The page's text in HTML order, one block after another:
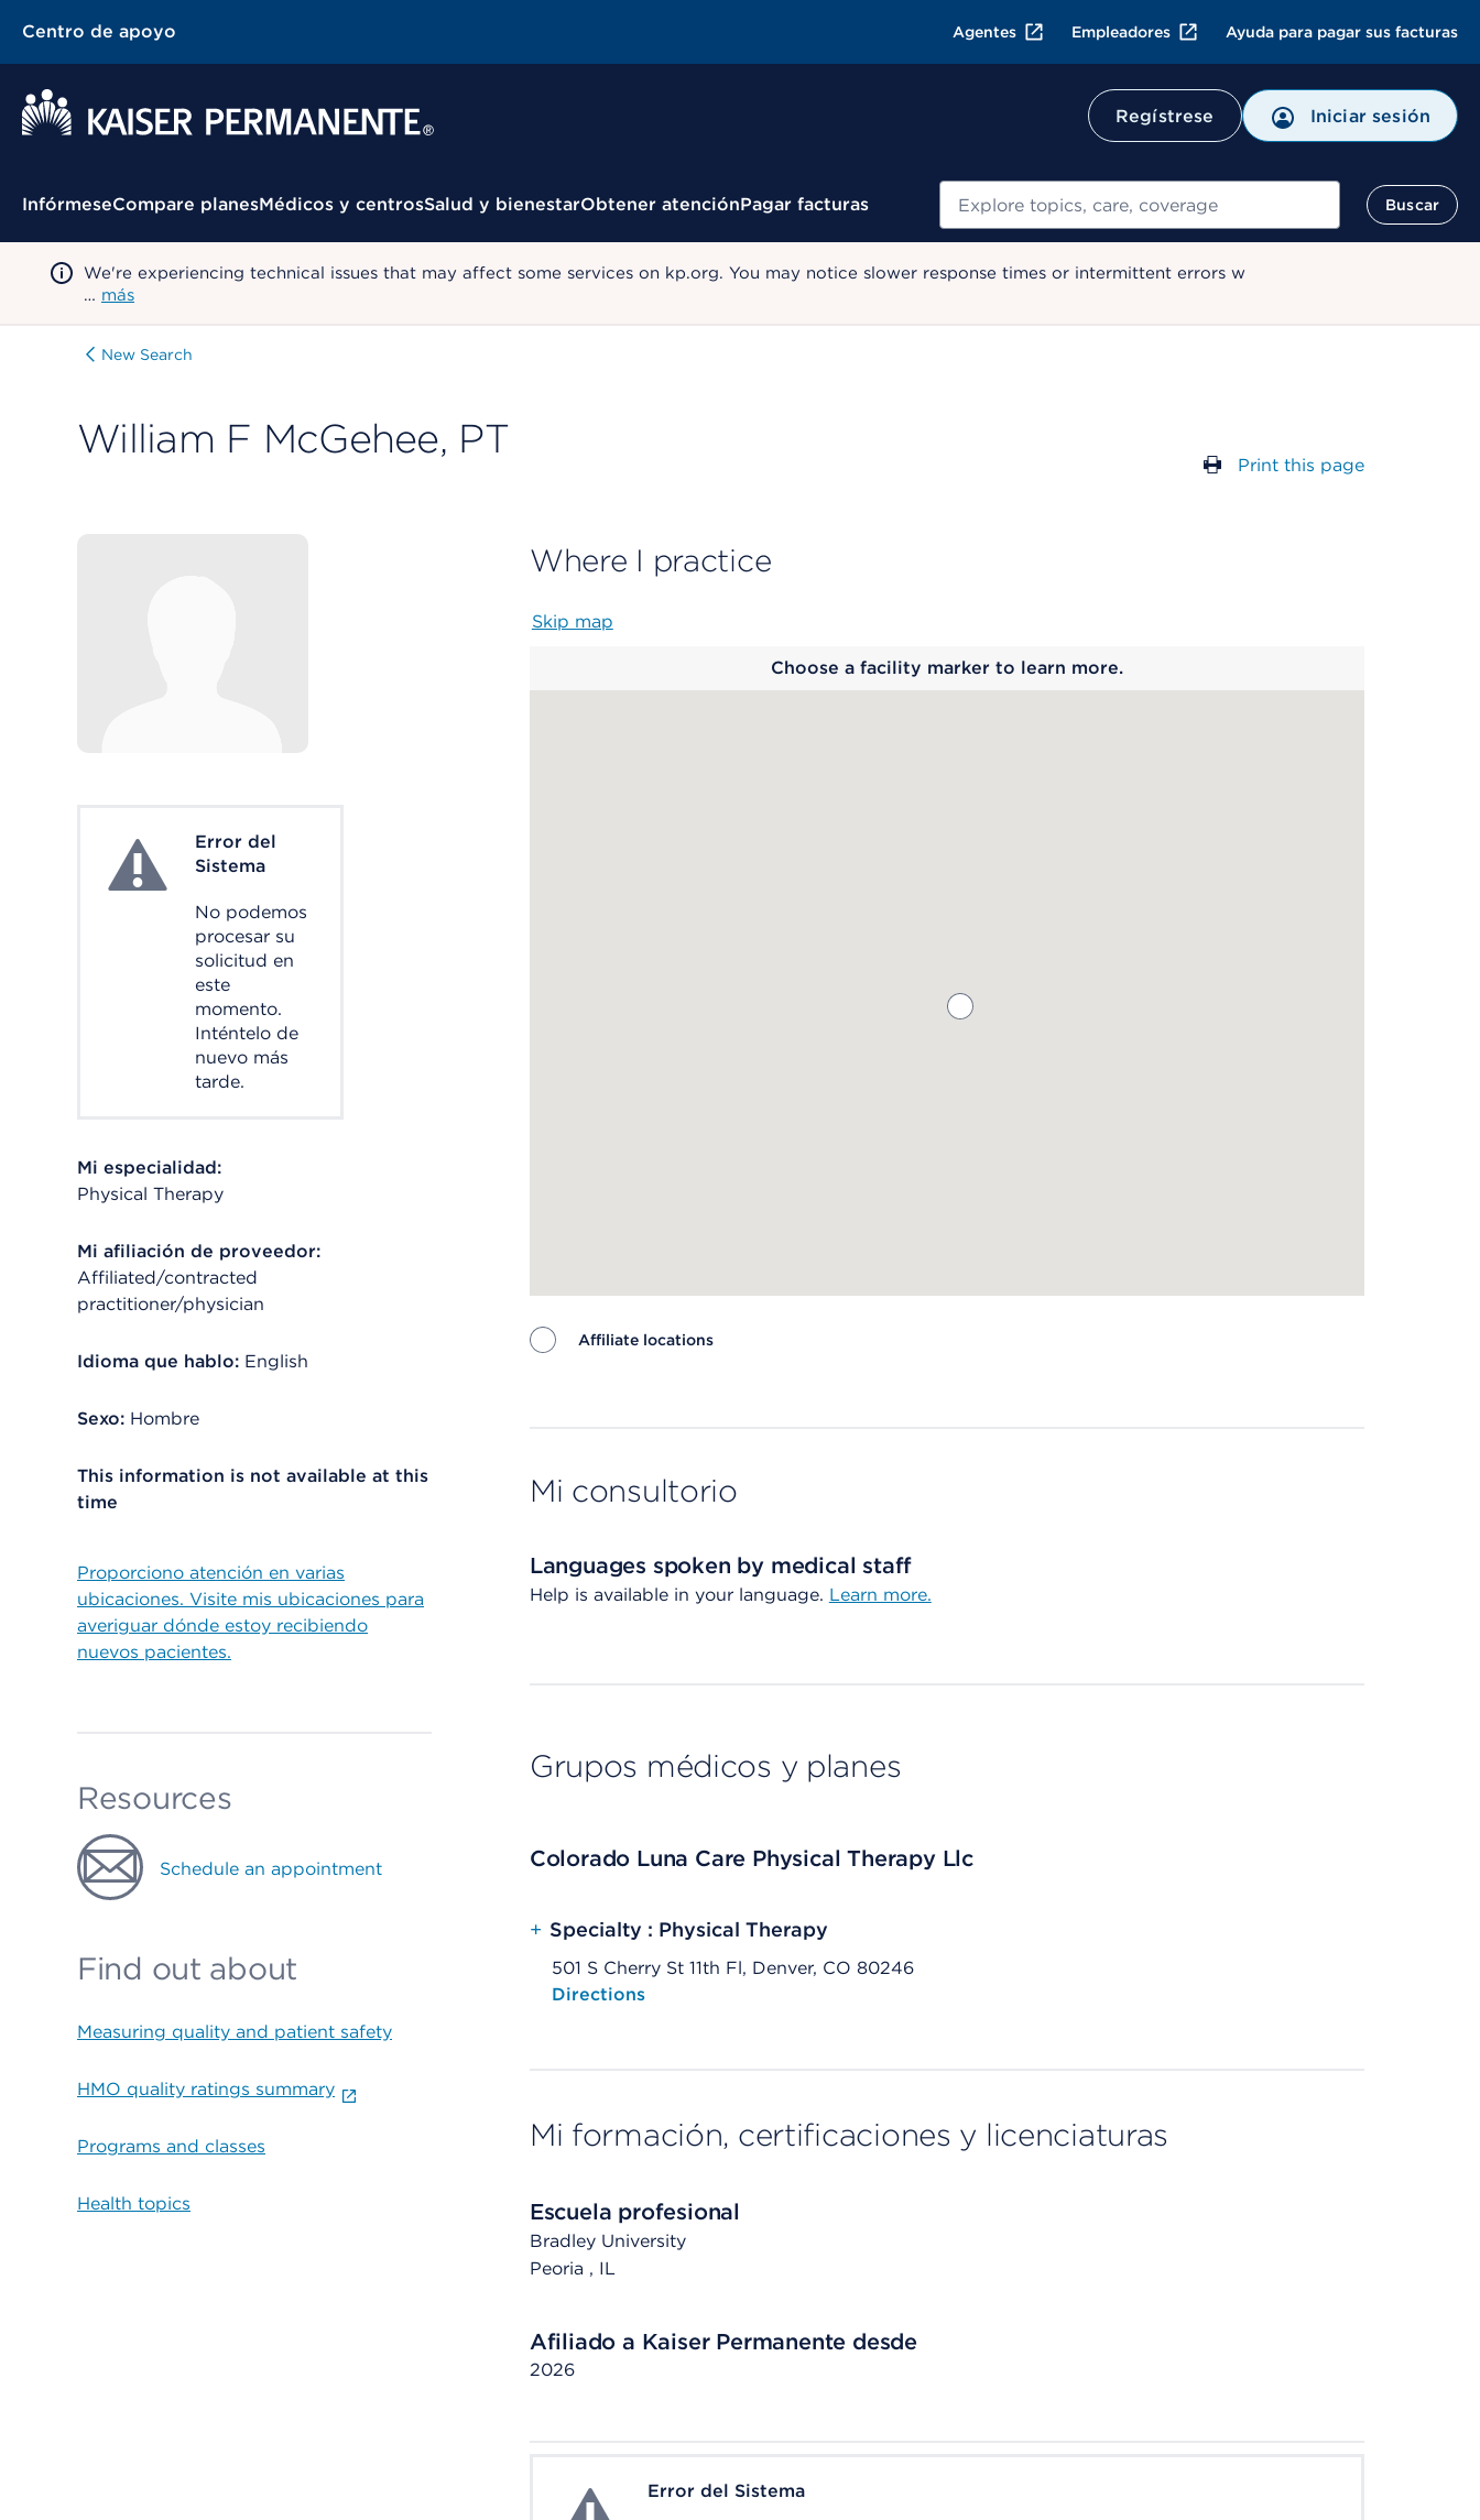
Centro de apoyo Agentes Empleadores Ayuda para pagar sus facturas
Regístrese Iniciar sesión
Menú contextual
InfórmeseCompare planesMédicos y centrosSalud y bienestarObtener atenciónPagar facturas Buscar
Buscar
We're experiencing technical issues that may affect some services on kp.org. You may notice slower response times or intermittent errors w
… más
New Search
William F McGehee, PT
Print this page
System ErrorError del
Sistema
No podemos
procesar su
solicitud en
este
momento.
Inténtelo de
nuevo más
tarde.
Mi especialidad:
Physical Therapy
Mi afiliación de proveedor:
Affiliated/contracted
practitioner/physician
Idioma que hablo: English
Sexo: Hombre
This information is not available at this
time
Proporciono atención en varias
ubicaciones. Visite mis ubicaciones para
averiguar dónde estoy recibiendo
nuevos pacientes.
Resources
Schedule an appointment
Find out about
Measuring quality and patient safety
HMO quality ratings summary
Programs and classes
Health topics
Where I practice
Skip map
Choose a facility marker to learn more.
Affiliate locations
Mi consultorio
Languages spoken by medical staff
Help is available in your language. Learn more.
Grupos médicos y planes
Colorado Luna Care Physical Therapy Llc
+ Specialty : Physical Therapy
501 S Cherry St 11th Fl, Denver, CO 80246
Opens native map application on mobile devices
Directions
Mi formación, certificaciones y licenciaturas
Escuela profesional
Bradley University
Peoria , IL
Afiliado a Kaiser Permanente desde
2026
System ErrorError del Sistema